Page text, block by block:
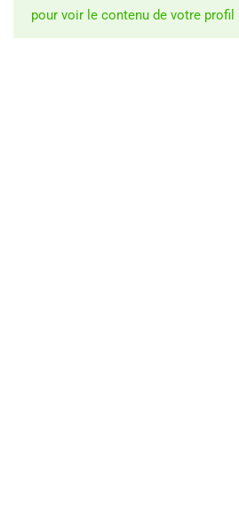
pour voir le contenu de votre profil